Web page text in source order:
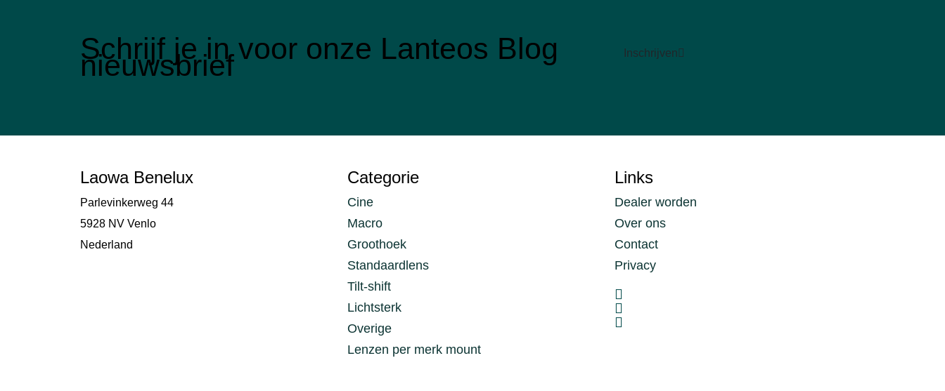
Schrijf je in voor onze Lanteos Blog
nieuwsbrief Inschrijven
Laowa Benelux
Parlevinkerweg 44
5928 NV Venlo
Nederland
Categorie
Cine
Macro
Groothoek
Standaardlens
Tilt-shift
Lichtsterk
Overige
Lenzen per merk mount
Links
Dealer worden
Over ons
Contact
Privacy